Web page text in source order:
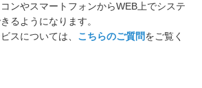
ンやスマートフォンからWEB上でシステ
るようになります。
スについては、 こちらのご質問をご覧く